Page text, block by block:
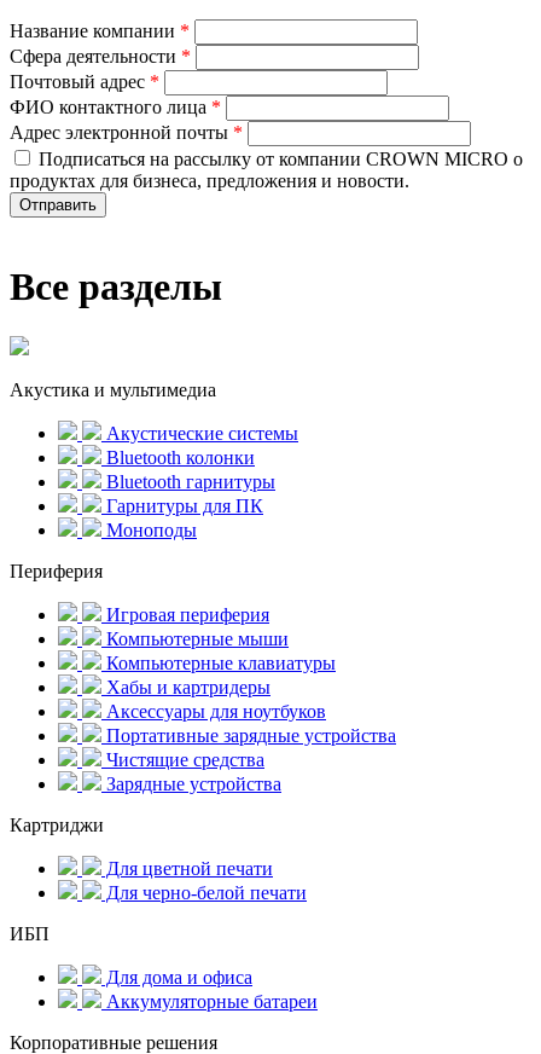
Название компании *
Сфера деятельности *
Почтовый адрес *
ФИО контактного лица *
Адрес электронной почты *
Подписаться на рассылку от компании CROWN MICRO о
продуктах для бизнеса, предложения и новости.
Все разделы
Акустика и мультимедиа
Акустические системы
Bluetooth колонки
Bluetooth гарнитуры
Гарнитуры для ПК
Моноподы
Периферия
Игровая периферия
Компьютерные мыши
Компьютерные клавиатуры
Хабы и картридеры
Аксессуары для ноутбуков
Портативные зарядные устройства
Чистящие средства
Зарядные устройства
Картриджи
Для цветной печати
Для черно-белой печати
ИБП
Для дома и офиса
Аккумуляторные батареи
Корпоративные решения